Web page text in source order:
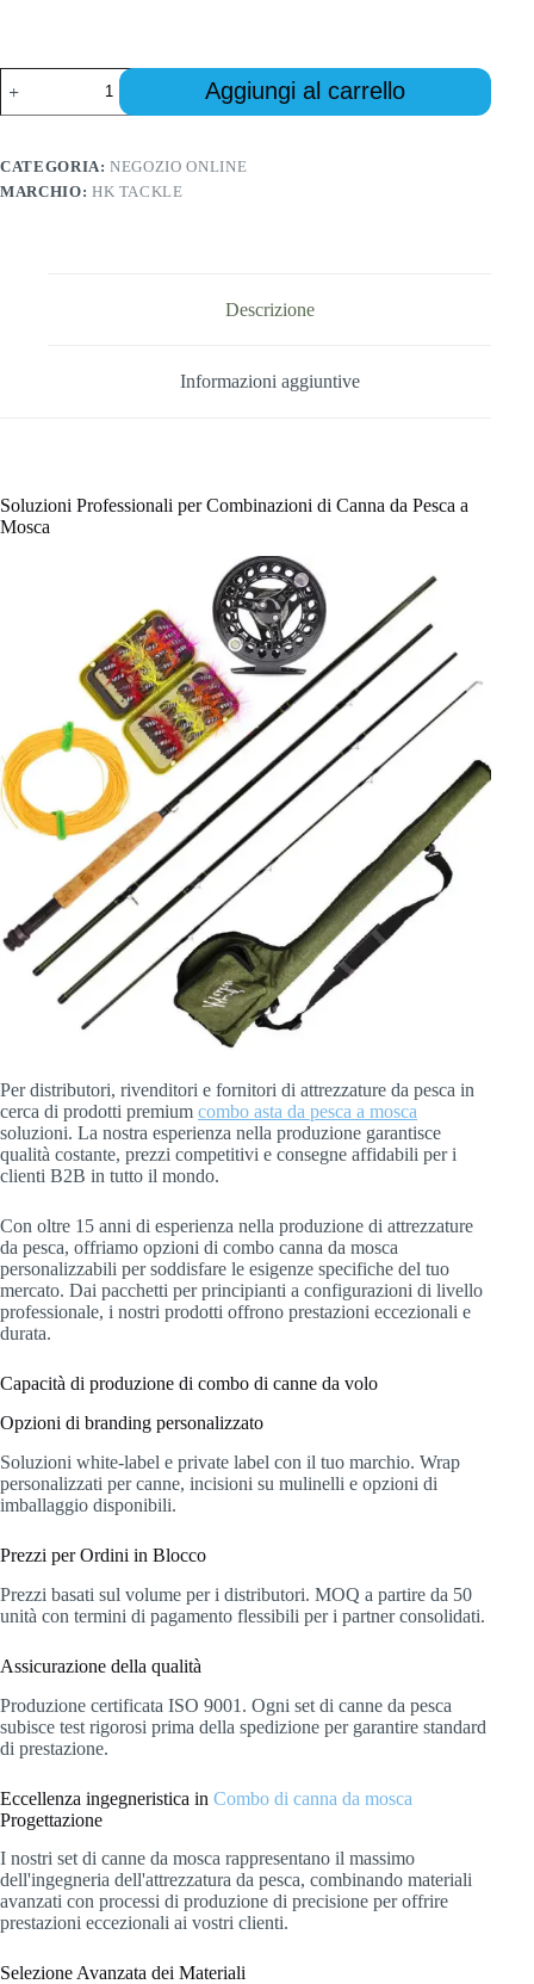
grade
fly
combos
quantità
Aggiungi al carrello
CATEGORIA:NEGOZIO ONLINE
MARCHIO: HK TACKLE
Descrizione
Informazioni aggiuntive
Soluzioni Professionali per Combinazioni di Canna da Pesca a
Mosca
Per distributori, rivenditori e fornitori di attrezzature da pesca in
cerca di prodotti premium combo asta da pesca a mosca
soluzioni. La nostra esperienza nella produzione garantisce
qualità costante, prezzi competitivi e consegne affidabili per i
clienti B2B in tutto il mondo.
Con oltre 15 anni di esperienza nella produzione di attrezzature
da pesca, offriamo opzioni di combo canna da mosca
personalizzabili per soddisfare le esigenze specifiche del tuo
mercato. Dai pacchetti per principianti a configurazioni di livello
professionale, i nostri prodotti offrono prestazioni eccezionali e
durata.
Capacità di produzione di combo di canne da volo
Opzioni di branding personalizzato
Soluzioni white-label e private label con il tuo marchio. Wrap
personalizzati per canne, incisioni su mulinelli e opzioni di
imballaggio disponibili.
Prezzi per Ordini in Blocco
Prezzi basati sul volume per i distributori. MOQ a partire da 50
unità con termini di pagamento flessibili per i partner consolidati.
Assicurazione della qualità
Produzione certificata ISO 9001. Ogni set di canne da pesca
subisce test rigorosi prima della spedizione per garantire standard
di prestazione.
Eccellenza ingegneristica in Combo di canna da mosca
Progettazione
I nostri set di canne da mosca rappresentano il massimo
dell'ingegneria dell'attrezzatura da pesca, combinando materiali
avanzati con processi di produzione di precisione per offrire
prestazioni eccezionali ai vostri clienti.
Selezione Avanzata dei Materiali